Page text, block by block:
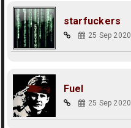
starfuckers
25 Sep 2020
Fuel
25 Sep 2020